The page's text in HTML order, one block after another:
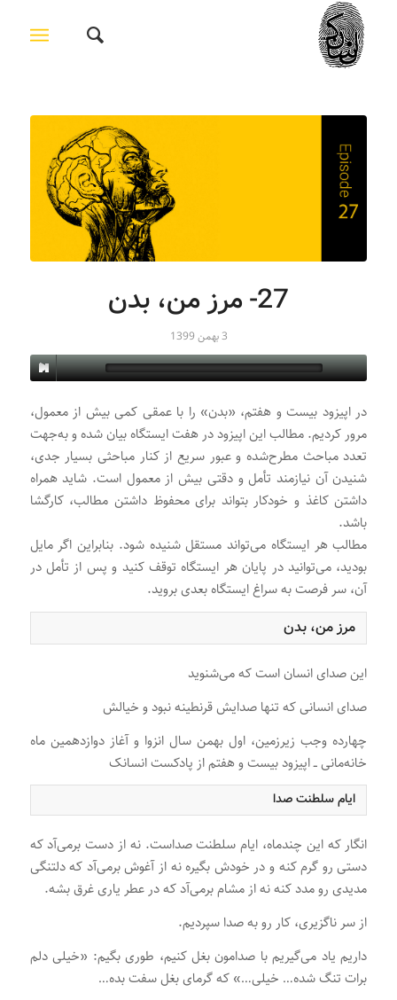
27- مرز من، بدن
3 بهمن 1399
در اپیزود بیست و هفتم، «بدن» را با عمقی کمی بیش از معمول،
مرور کردیم. مطالب این اپیزود در هفت ایستگاه بیان شده و به‌جهت
تعدد مباحث مطرح‌شده و عبور سریع از کنار مباحثی بسیار جدی،
شنیدن آن نیازمند تأمل و دقتی بیش از معمول است. شاید همراه
داشتن کاغذ و خودکار بتواند برای محفوظ داشتن مطالب، کارگشا
باشد.
مطالب هر ایستگاه می‌تواند مستقل شنیده شود. بنابراین اگر مایل
بودید، می‌توانید در پایان هر ایستگاه توقف کنید و پس از تأمل در
آن، سر فرصت به سراغ ایستگاه بعدی بروید.
مرز من، بدن
این صدای انسان است که می‌شنوید
صدای انسانی که تنها صدایش قرنطینه نبود و خیالش
چهارده وجب زیرزمین، اول بهمن سال انزوا و آغاز دوازدهمین ماه
خانه‌مانی ــ اپیزود بیست و هفتم از پادکست انسانک
ایام سلطنت صدا
انگار که این چندماه، ایام سلطنت صداست. نه از دست برمی‌آد که
دستی رو گرم کنه و در خودش بگیره نه از آغوش برمی‌آد که دلتنگی
مدیدی رو مدد کنه نه از مشام برمی‌آد که در عطر یاری غرق بشه.
از سر ناگزیری، کار رو به صدا سپردیم.
داریم یاد می‌گیریم با صدامون بغل کنیم، طوری بگیم: «خیلی دلم
برات تنگ شده… خیلی…» که گرمای بغل سفت بده…